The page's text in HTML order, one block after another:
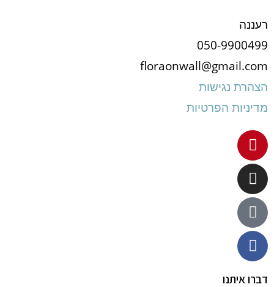
רעננה
050-9900499
floraonwall@gmail.com
הצהרת נגישות
מדיניות הפרטיות
דברו איתנו